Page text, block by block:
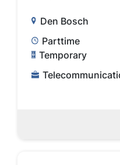
Den Bosch
Parttime
Temporary